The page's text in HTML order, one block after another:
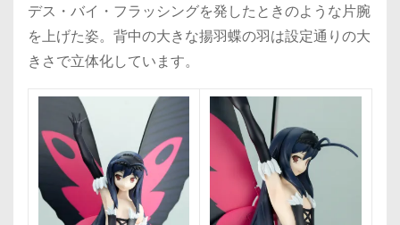
デス・バイ・フラッシングを発したときのような片腕
を上げた姿。背中の大きな揚羽蝶の羽は設定通りの大
きさで立体化しています。